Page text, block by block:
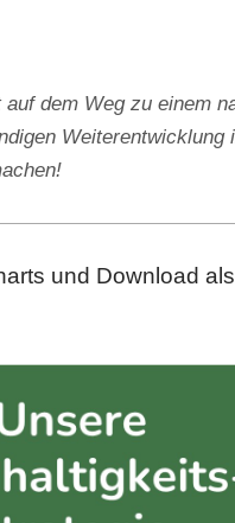
dem Weg zu einem
und Download